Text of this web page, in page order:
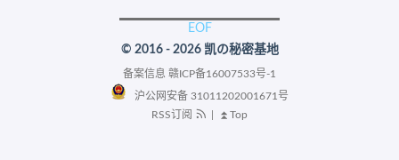
© 2016 - 2026 凯の秘密基地
备案信息 赣ICP备16007533号-1
沪公网安备 31011202001671号
RSS订阅
⏫Top